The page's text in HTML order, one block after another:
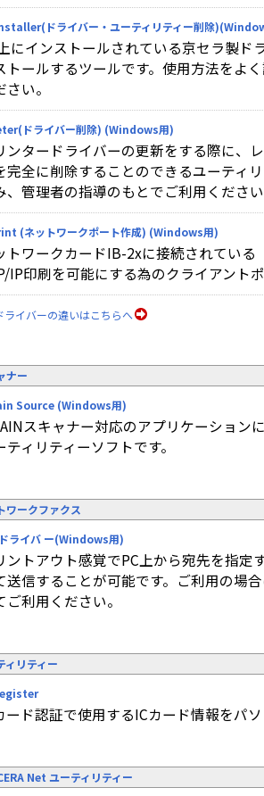
ドライバー・ユーティリティー削除
にインストールされている京セラ製ド
トールするツールです。使用方法をよ
さい。
ドライバー削除) (Windows用)
ンタードライバーの更新をする際に、
完全に削除することのできるユーティ
、管理者の指導のもとでご利用くださ
(ネットワークポート作成) (Windows用)
トワークカードIB-2xに接続されている
IP印刷を可能にする為のクライアント
ライバーの違いはこちらへ
ナー
Source (Windows用)
スキャナー対応のアプリケーション
ティリティーソフトです。
ワークファクス
ライバ ー(Windows用)
ントアウト感覚でPC上から宛先を指定
送信することが可能です。ご利用の場
ご利用ください。
ィリティー
ード認証で使用するICカード情報をパ
Net ユーティリティー